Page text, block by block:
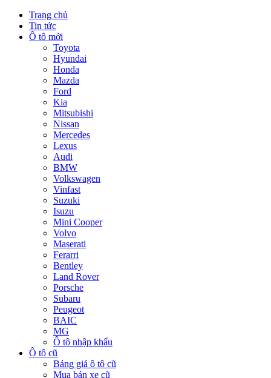
Trang chủ
Tin tức
Ô tô mới
Toyota
Hyundai
Honda
Mazda
Ford
Kia
Mitsubishi
Nissan
Mercedes
Lexus
Audi
BMW
Volkswagen
Vinfast
Suzuki
Isuzu
Mini Cooper
Volvo
Maserati
Ferarri
Bentley
Land Rover
Porsche
Subaru
Peugeot
BAIC
MG
Ô tô nhập khẩu
Ô tô cũ
Bảng giá ô tô cũ
Mua bán xe cũ